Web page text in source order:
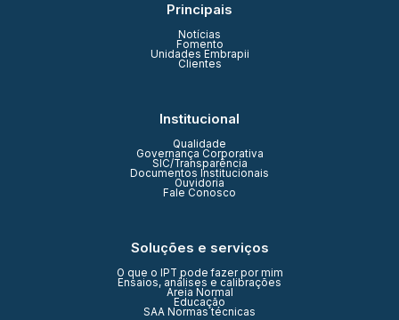
Principais
Notícias
Fomento
Unidades Embrapii
Clientes
Institucional
Qualidade
Governança Corporativa
SIC/Transparência
Documentos Institucionais
Ouvidoria
Fale Conosco
Soluções e serviços
O que o IPT pode fazer por mim
Ensaios, análises e calibrações
Areia Normal
Educação
SAA Normas técnicas